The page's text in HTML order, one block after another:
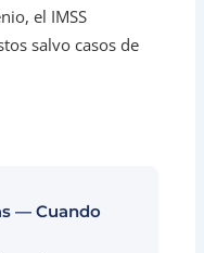
el IMSS
salvo casos de
— Cuando